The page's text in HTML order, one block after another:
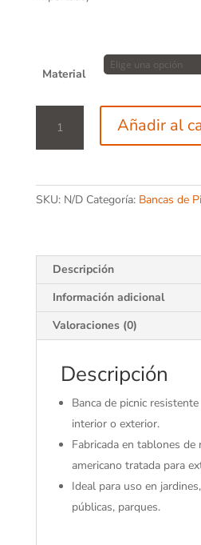
Material
Picnic
cantidad
Añadir al
SKU: N/D Categoría: Bancas de
Descripción
Información adicional
Valoraciones (0)
Descripción
Banca de picnic
interior o exterior.
Fabricada en tablones de
americano tratada para
Ideal para uso en
públicas, parques.